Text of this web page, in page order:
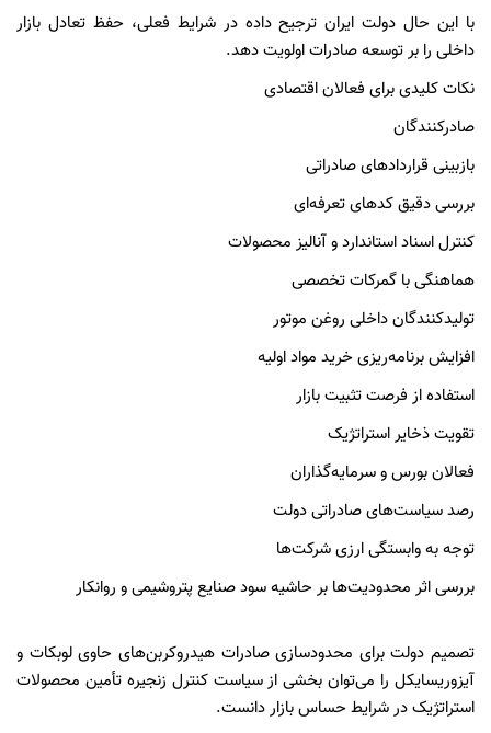
با این حال دولت ایران ترجیح داده در شرایط فعلی، حفظ تعادل بازار
داخلی را بر توسعه صادرات اولویت دهد.
نکات کلیدی برای فعالان اقتصادی
صادرکنندگان
بازبینی قراردادهای صادراتی
بررسی دقیق کدهای تعرفه‌ای
کنترل اسناد استاندارد و آنالیز محصولات
هماهنگی با گمرکات تخصصی
تولیدکنندگان داخلی روغن موتور
افزایش برنامه‌ریزی خرید مواد اولیه
استفاده از فرصت تثبیت بازار
تقویت ذخایر استراتژیک
فعالان بورس و سرمایه‌گذاران
رصد سیاست‌های صادراتی دولت
توجه به وابستگی ارزی شرکت‌ها
بررسی اثر محدودیت‌ها بر حاشیه سود صنایع پتروشیمی و روانکار
تصمیم دولت برای محدودسازی صادرات هیدروکربن‌های حاوی لوبکات و
آیزوریسایکل را می‌توان بخشی از سیاست کنترل زنجیره تأمین محصولات
استراتژیک در شرایط حساس بازار دانست.